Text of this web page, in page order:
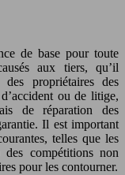
de base pour toute
aux tiers, qu’il
des propriétaires des
ou de litige,
de réparation des
Il est important
telles que les
compétitions non
pour les contourner.